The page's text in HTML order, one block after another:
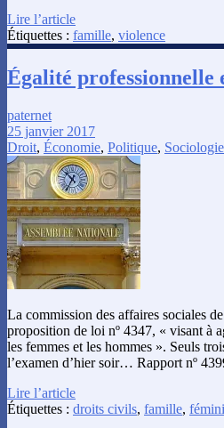
Lire l’article
Étiquettes : famille, violence
Égalité professionnelle
paternet
25 janvier 2017
Droit, Économie, Politique, Sociologie
La commission des affaires sociales
proposition de loi nº 4347, « visant à
les femmes et les hommes ». Seuls
l’examen d’hier soir… Rapport nº
Lire l’article
Étiquettes : droits civils, famille,